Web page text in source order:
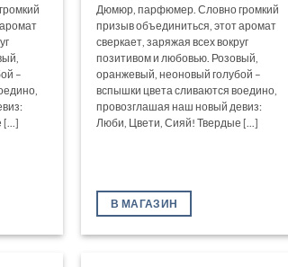
–
[...]
Дюмюр, парфюмер. Словно громкий
призыв объединиться, этот аромат
сверкает, заряжая всех вокруг
позитивом и любовью. Розовый,
оранжевый, неоновый голубой –
вспышки цвета сливаются воедино,
провозглашая наш новый девиз:
Люби, Цвети, Сияй! Твердые [...]
В МАГАЗИН